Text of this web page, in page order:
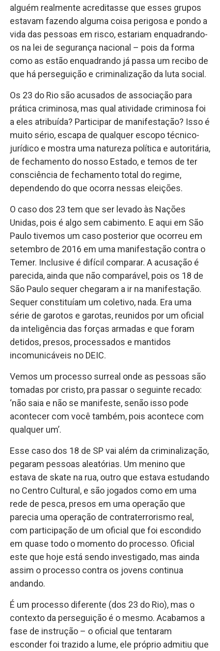
alguém realmente acreditasse que esses grupos
estavam fazendo alguma coisa perigosa e pondo a
vida das pessoas em risco, estariam enquadrando-
os na lei de segurança nacional – pois da forma
como as estão enquadrando já passa um recibo de
que há perseguição e criminalização da luta social.
Os 23 do Rio são acusados de associação para
prática criminosa, mas qual atividade criminosa foi
a eles atribuída? Participar de manifestação? Isso é
muito sério, escapa de qualquer escopo técnico-
jurídico e mostra uma natureza política e autoritária,
de fechamento do nosso Estado, e temos de ter
consciência de fechamento total do regime,
dependendo do que ocorra nessas eleições.
O caso dos 23 tem que ser levado às Nações
Unidas, pois é algo sem cabimento. E aqui em São
Paulo tivemos um caso posterior que ocorreu em
setembro de 2016 em uma manifestação contra o
Temer. Inclusive é difícil comparar. A acusação é
parecida, ainda que não comparável, pois os 18 de
São Paulo sequer chegaram a ir na manifestação.
Sequer constituíam um coletivo, nada. Era uma
série de garotos e garotas, reunidos por um oficial
da inteligência das forças armadas e que foram
detidos, presos, processados e mantidos
incomunicáveis no DEIC.
Vemos um processo surreal onde as pessoas são
tomadas por cristo, pra passar o seguinte recado:
‘não saia e não se manifeste, senão isso pode
acontecer com você também, pois acontece com
qualquer um’.
Esse caso dos 18 de SP vai além da criminalização,
pegaram pessoas aleatórias. Um menino que
estava de skate na rua, outro que estava estudando
no Centro Cultural, e são jogados como em uma
rede de pesca, presos em uma operação que
parecia uma operação de contraterrorismo real,
com participação de um oficial que foi escondido
em quase todo o momento do processo. Oficial
este que hoje está sendo investigado, mas ainda
assim o processo contra os jovens continua
andando.
É um processo diferente (dos 23 do Rio), mas o
contexto da perseguição é o mesmo. Acabamos a
fase de instrução – o oficial que tentaram
esconder foi trazido a lume, ele próprio admitiu que